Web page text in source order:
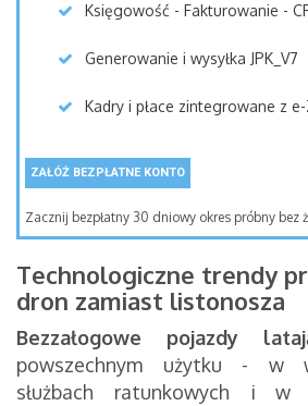
Księgowość - Fakturowanie -
Generowanie i wysyłka JPK_V7
Kadry i płace zintegrowane z e-
ZAŁÓŻ BEZPŁATNE KONTO
Zacznij bezpłatny 30 dniowy okres próbny bez
Technologiczne trendy
dron zamiast listonosza
Bezzałogowe pojazdy
powszechnym użytku - w
służbach ratunkowych i w